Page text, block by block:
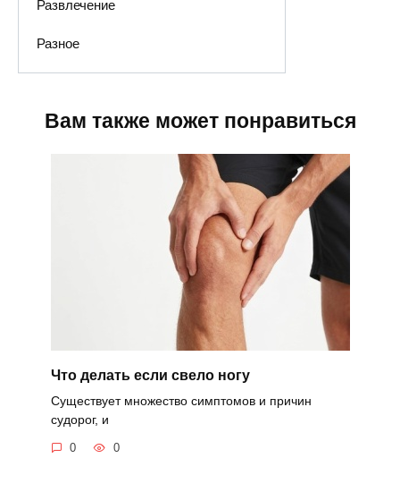
Развлечение
Разное
Вам также может понравиться
Что делать если свело ногу
Существует множество симптомов и причин
судорог, и
0 0